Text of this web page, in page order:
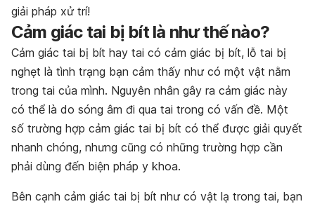
giải pháp xử trí!
Cảm giác tai bị bít là như thế nào?
Cảm giác tai bị bít hay tai có cảm giác bị bít, lỗ tai bị
nghẹt là tình trạng bạn cảm thấy như có một vật nằm
trong tai của mình. Nguyên nhân gây ra cảm giác này
có thể là do sóng âm đi qua tai trong có vấn đề. Một
số trường hợp cảm giác tai bị bít có thể được giải quyết
nhanh chóng, nhưng cũng có những trường hợp cần
phải dùng đến biện pháp y khoa.
Bên cạnh cảm giác tai bị bít như có vật lạ trong tai, bạn